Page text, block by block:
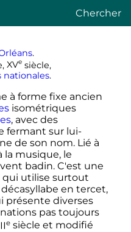
Chercher
.
XVe siècle,
nationales.
à forme fixe ancien
isométriques
, avec des
fermant sur lui-
de son nom. Lié à
la musique, le
badin. C'est une
qui utilise surtout
en tercet,
présente diverses
pas toujours
e siècle et modifié